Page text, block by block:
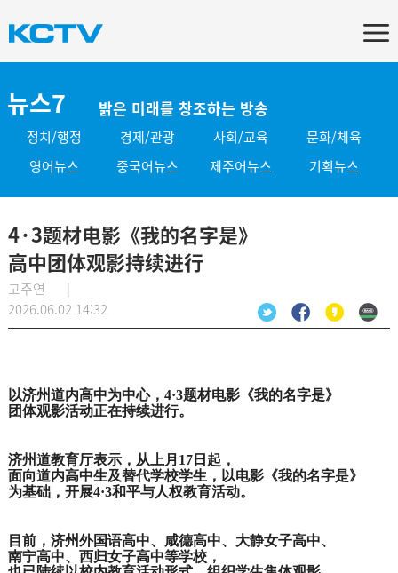
뉴스7 밝은 미래를 창조하는 방송
정치/행정 경제/관광 사회/교육
문화/체육
영어뉴스
중국어뉴스 제주어뉴스 기획뉴스
4·3题材电影《我的名字是》
高中团体观影持续进行
고주연 |
2026.06.02 14:32
以济州道内高中为中心，4·3题材电影《我的名字是》
团体观影活动正在持续进行。
济州道教育厅表示，从上月17日起，
面向道内高中生及替代学校学生，以电影《我的名字是》
为基础，开展4·3和平与人权教育活动。
目前，济州外国语高中、咸德高中、 大静女子高中、
南宁高中、西归女子高中等学校，